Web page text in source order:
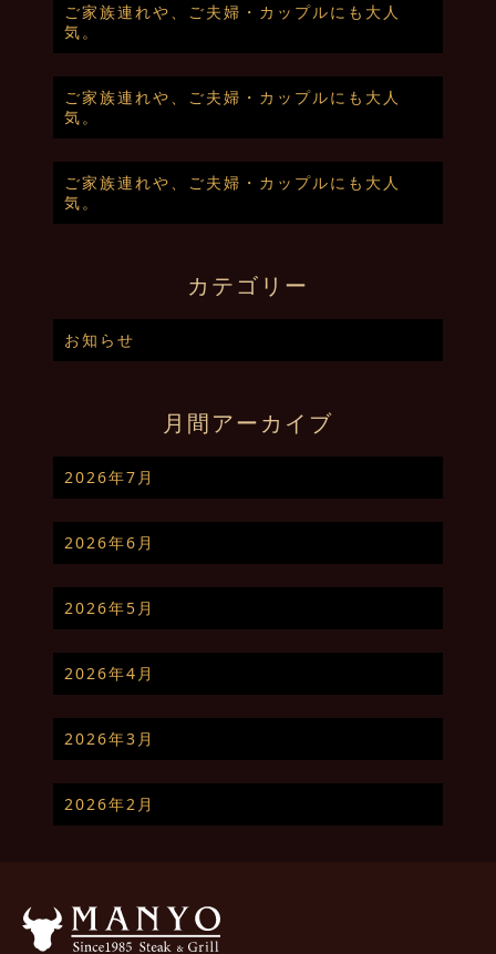
ご家族連れや、ご夫婦・カップルにも大人
気。
ご家族連れや、ご夫婦・カップルにも大人
気。
ご家族連れや、ご夫婦・カップルにも大人
気。
カテゴリー
お知らせ
月間アーカイブ
2026年7月
2026年6月
2026年5月
2026年4月
2026年3月
2026年2月